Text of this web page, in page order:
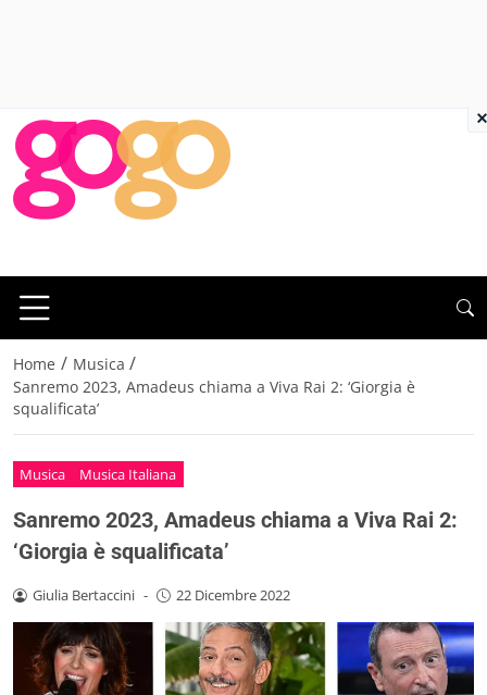
Home / Musica /
Sanremo 2023, Amadeus chiama a Viva Rai 2: ‘Giorgia è
squalificata’
Musica Musica Italiana
Sanremo 2023, Amadeus chiama a Viva Rai 2:
‘Giorgia è squalificata’
Giulia Bertaccini - 22 Dicembre 2022
×